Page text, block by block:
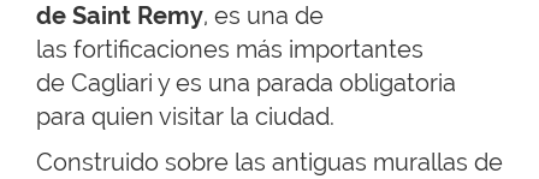
de Saint Remy, es una de
las fortificaciones más importantes
de Cagliari y es una parada obligatoria
para quien visitar la ciudad.
Construido sobre las antiguas murallas de